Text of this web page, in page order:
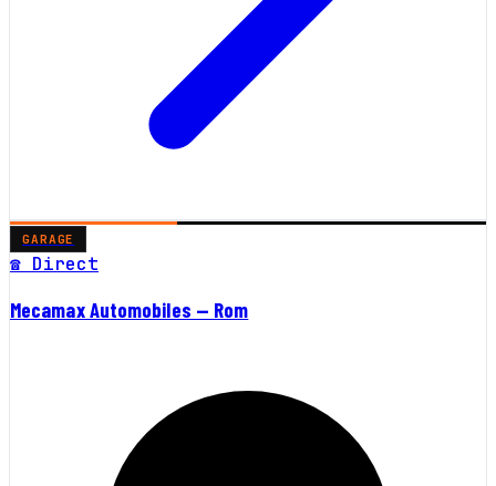
GARAGE
☎ Direct
Mecamax Automobiles — Rom